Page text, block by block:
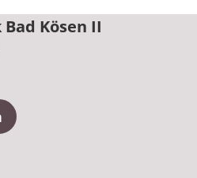
Kösen II